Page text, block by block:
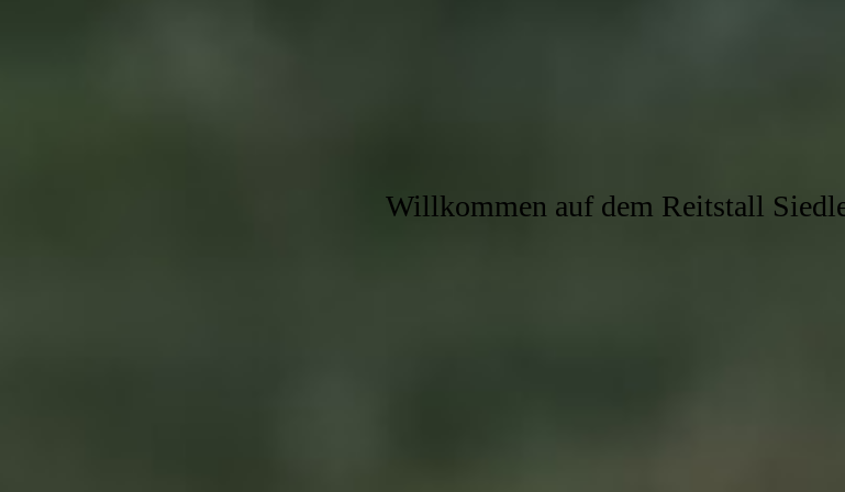
Willkommen auf dem Reitstall